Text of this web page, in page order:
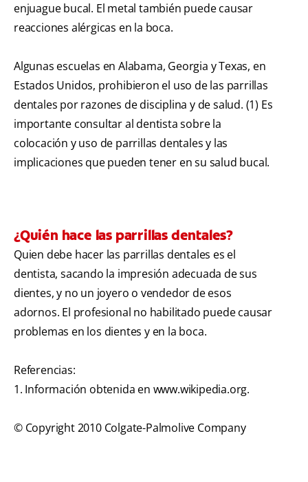
enjuague bucal. El metal también puede causar
reacciones alérgicas en la boca.
Algunas escuelas en Alabama, Georgia y Texas, en
Estados Unidos, prohibieron el uso de las parrillas
dentales por razones de disciplina y de salud. (1) Es
importante consultar al dentista sobre la
colocación y uso de parrillas dentales y las
implicaciones que pueden tener en su salud bucal.
¿Quién hace las parrillas dentales?
Quien debe hacer las parrillas dentales es el
dentista, sacando la impresión adecuada de sus
dientes, y no un joyero o vendedor de esos
adornos. El profesional no habilitado puede causar
problemas en los dientes y en la boca.
Referencias:
1. Información obtenida en www.wikipedia.org.
© Copyright 2010 Colgate-Palmolive Company